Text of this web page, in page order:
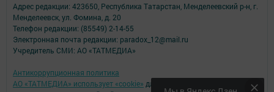
Адрес редакции: 423650, Республика Татарстан, Менделеевский р-н, г.
Менделеевск, ул. Фомина, д. 20
Телефон редакции: (85549) 2-14-55
Электронная почта редакции: paradox_12@mail.ru
Учредитель СМИ: АО «ТАТМЕДИА»
Антикоррупционная политика
АО «ТАТМЕДИА» использует «cookie» для персонализации сервисов и